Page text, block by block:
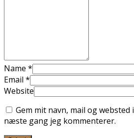
Name *
Email *
Website
Gem mit navn, mail og
næste gang jeg kommenterer.